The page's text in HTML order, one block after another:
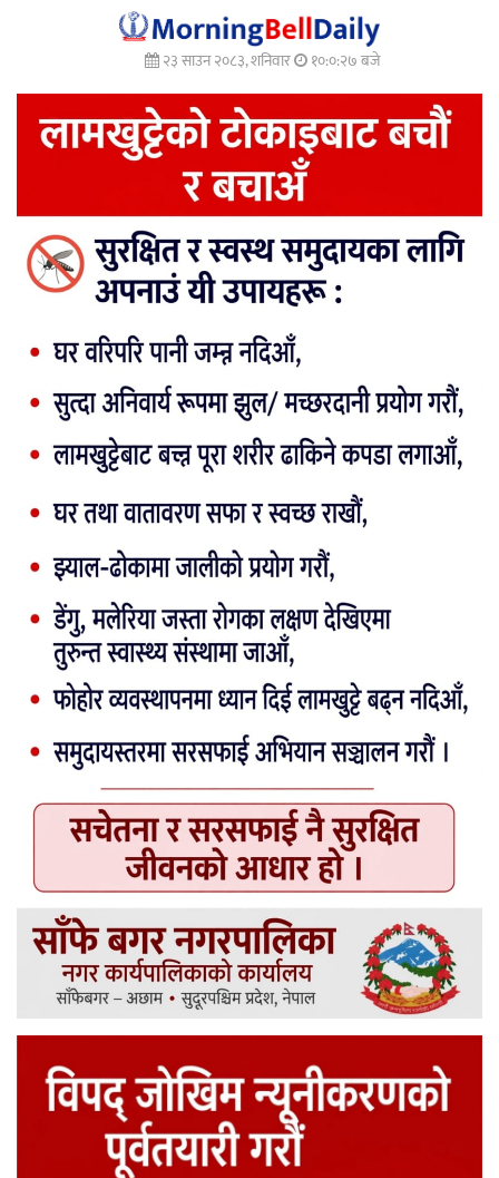
२३ साउन २०८३, शनिवार १०:०:२९ बजे